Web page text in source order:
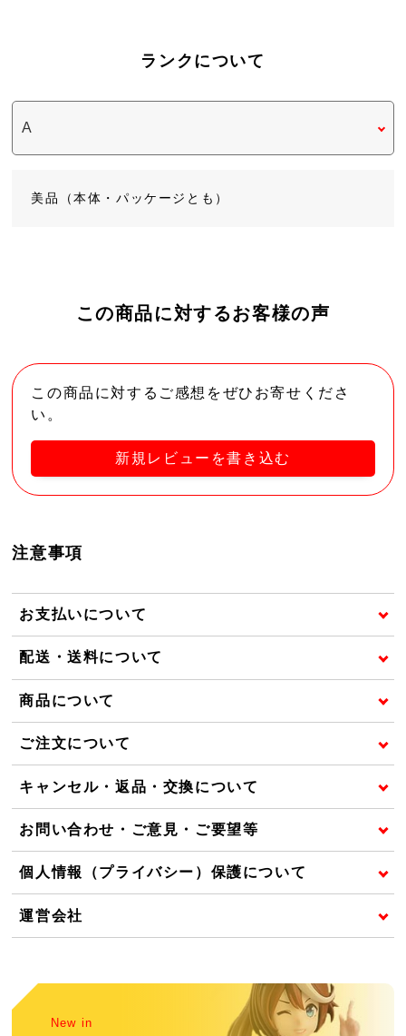
ランクについて
美品（本体・パッケージとも）
この商品に対するお客様の声
この商品に対するご感想をぜひお寄せくださ
い。
新規レビューを書き込む
注意事項
お支払いについて
配送・送料について
商品について
ご注文について
キャンセル・返品・交換について
お問い合わせ・ご意見・ご要望等
個人情報（プライバシー）保護について
運営会社
New in